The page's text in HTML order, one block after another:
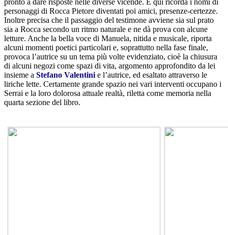
pronto a dare risposte nelle diverse vicende. E qui ricorda i nomi di
personaggi di Rocca Pietore diventati poi amici, presenze-certezze.
Inoltre precisa che il passaggio del testimone avviene sia sul prato
sia a Rocca secondo un ritmo naturale e ne dà prova con alcune
letture. Anche la bella voce di Manuela, nitida e musicale, riporta
alcuni momenti poetici particolari e, soprattutto nella fase finale,
provoca l’autrice su un tema più volte evidenziato, cioè la chiusura
di alcuni negozi come spazi di vita, argomento approfondito da lei
insieme a Stefano Valentini e l’autrice, ed esaltato attraverso le
liriche lette. Certamente grande spazio nei vari interventi occupano i
Serrai e la loro dolorosa attuale realtà, riletta come memoria nella
quarta sezione del libro.